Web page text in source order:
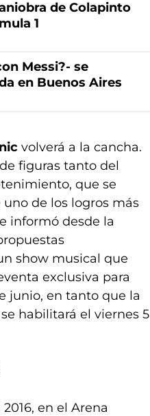
de Colapinto
1
Messi?- se
en Buenos Aires
volverá a la cancha.
figuras tanto del
que se
de los logros más
informó desde la
show musical que
exclusiva para
junio, en tanto que la
habilitará el viernes 5
en el Arena